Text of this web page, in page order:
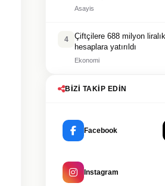
Asayis
4
Çiftçilere 688 milyon
hesaplara yatırıldı
Ekonomi
BIZI TAKIP EDIN
Facebook
Instagram